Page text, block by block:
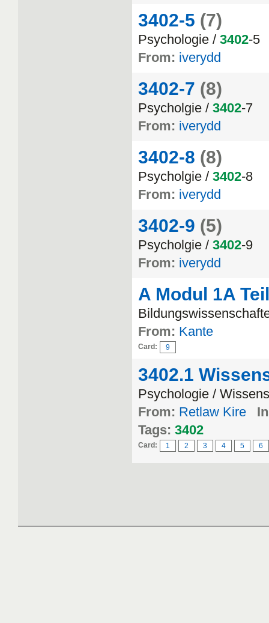
3402-5 (7)
Psychologie / 3402-5
From: iverydd
3402-7 (8)
Psycholgie / 3402-7
From: iverydd
3402-8 (8)
Psycholgie / 3402-8
From: iverydd
3402-9 (5)
Psycholgie / 3402-9
From: iverydd
A Modul 1A
From: Kante
Card: 9
3402.1
Psychologie /
From: Retlaw Kire
Tags: 3402
Card: 1 2 3 4 5 6